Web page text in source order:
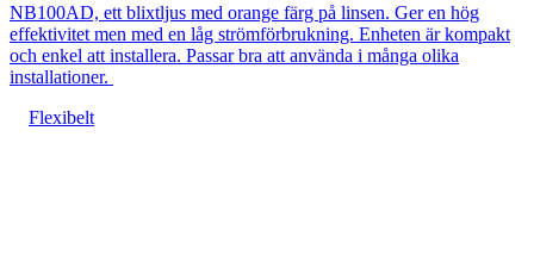
NB100AD, ett blixtljus med orange färg på linsen. Ger en hög
effektivitet men med en låg strömförbrukning. Enheten är kompakt
och enkel att installera. Passar bra att använda i många olika
installationer.
Flexibelt